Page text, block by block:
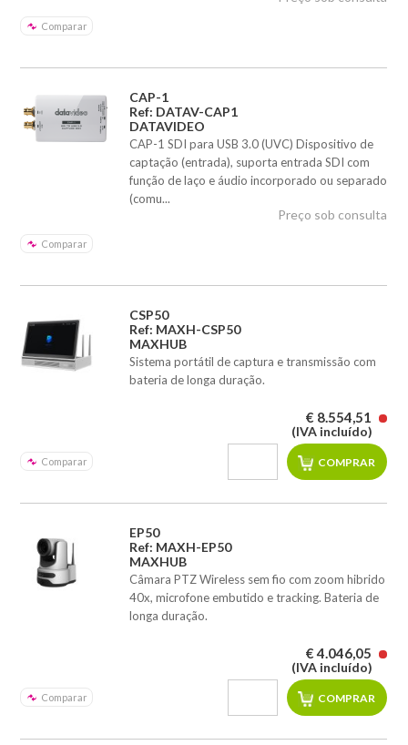
Comparar
CAP-1
Ref: DATAV-CAP1
DATAVIDEO
CAP-1 SDI para USB 3.0 (UVC) Dispositivo de
captação (entrada), suporta entrada SDI com
função de laço e áudio incorporado ou separado
(comu...
Comparar
Preço sob consulta
CSP50
Ref: MAXH-CSP50
MAXHUB
Sistema portátil de captura e transmissão com
bateria de longa duração.
Comparar
€ 8.554,51
(IVA incluído)
EP50
Ref: MAXH-EP50
MAXHUB
Câmara PTZ Wireless sem fio com zoom hibrido
40x, microfone embutido e tracking. Bateria de
longa duração.
Comparar
€ 4.046,05
(IVA incluído)